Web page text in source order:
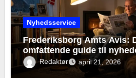
Nyhedsservice
Frederiksborg Amts Avis:
omfattende guide til
Nordsjælland
Redaktør april 21, 2026